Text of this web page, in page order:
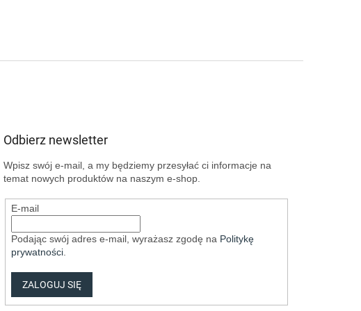
Odbierz newsletter
Wpisz swój e-mail, a my będziemy przesyłać ci informacje na
temat nowych produktów na naszym e-shop.
E-mail
Podając swój adres e-mail, wyrażasz zgodę na Politykę
prywatności.
ZALOGUJ SIĘ